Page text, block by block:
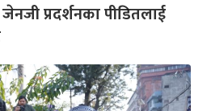
प्रदर्शनका पीडितलाई